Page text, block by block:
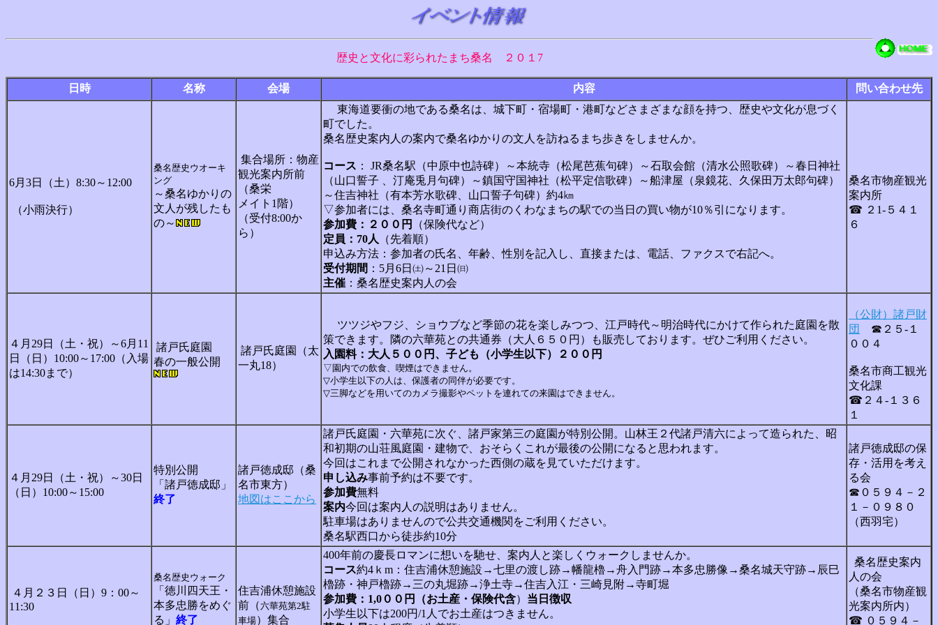
歴史と文化に彩られたまち桑名 ２０１7
日時 名称 会場 内容 問い合わせ先
6月3日（土）8:30～12:00
（小雨決行）
桑名歴史ウオーキ
ング
～桑名ゆかりの
文人が残したも
の～
集合場所：物産
観光案内所前
（桑栄
メイト1階）
（受付8:00か
ら）
東海道要衝の地である桑名は、城下町・宿場町・港町などさまざまな顔を持つ、歴史や文化が息づく
町でした。
桑名歴史案内人の案内で桑名ゆかりの文人を訪ねるまち歩きをしませんか。
コース ： JR桑名駅（中原中也詩碑）～本統寺（松尾芭蕉句碑）～石取会館（清水公照歌碑）～春日神社
（山口誓子 、汀庵兎月句碑）～鎮国守国神社（松平定信歌碑）～船津屋（泉鏡花、久保田万太郎句碑）
～住吉神社（有本芳水歌碑、山口誓子句碑）約4㎞
▽参加者には、桑名寺町通り商店街のくわなまちの駅での当日の買い物が10％引になります。
参加費：２００円
（保険代など）
定員：70人
（先着順）
申込み方法：参加者の氏名、年齢、性別を記入し、直接または、電話、ファクスで右記へ。
受付期間 ：5月6日㈯～21日㈰
主催 ：桑名歴史案内人の会
桑名市物産観光
案内所
☎ ２1‐５４１
６
４月29日（土・祝）～6月11
日（日）10:00～17:00（入場
は14:30まで）
諸戸氏庭園
春の一般公開
諸戸氏庭園（太
一丸18）
ツツジやフジ、ショウブなど季節の花を楽しみつつ、江戸時代～明治時代にかけて作られた庭園を散
策できます。隣の六華苑との共通券（大人６５０円）も販売しております。ぜひご利用ください。
入園料：大人５００円、子ども（小学生以下）２００円
▽園内での飲食、喫煙はできません。
▽小学生以下の人は、保護者の同伴が必要です。
▽三脚などを用いてのカメラ撮影やペットを連れての来園はできません。
（公財）諸戸財
団
☎２５‐１
００４
桑名市商工観光
文化課
☎２４‐１３６
１
４月29日（土・祝）～30日
（日）10:00～15:00
特別公開
「諸戸徳成邸」
終了
諸戸徳成邸（桑
名市東方）
地図はここから
諸戸氏庭園・六華苑に次ぐ、諸戸家第三の庭園が特別公開。山林王２代諸戸清六によって造られた、昭
和初期の山荘風庭園・建物で、おそらくこれが最後の公開になると思われます。
今回はこれまで公開されなかった西側の蔵を見ていただけます。
申し込み事前予約は不要です。
参加費無料
案内今回は案内人の説明はありません。
駐車場はありませんので公共交通機関をご利用ください。
桑名駅西口から徒歩約10分
諸戸徳成邸の保
存・活用を考え
る会
☎０５９４－２
１－０９８０
（西羽宅）
４月２３日（日）9：00～
11:30
桑名歴史ウォーク
「徳川四天王・
本多忠勝をめぐ
る」 終了
住吉浦休憩施設
前（六華苑第2駐
車場）集合
400年前の慶長ロマンに想いを馳せ、案内人と楽しくウォークしませんか。
コース約4ｋm：住吉浦休憩施設→七里の渡し跡→幡龍櫓→舟入門跡→本多忠勝像→桑名城天守跡→辰巳
櫓跡・神戸櫓跡→三の丸堀跡→浄土寺→住吉入江・三崎見附→寺町堀
参加費：1,0００円（お土産・保険代含） 当日徴収
小学生以下は200円/1人でお土産はつきません。
桑名歴史案内
人の会
（桑名市物産観
光案内所内）
☎ ０５９４－